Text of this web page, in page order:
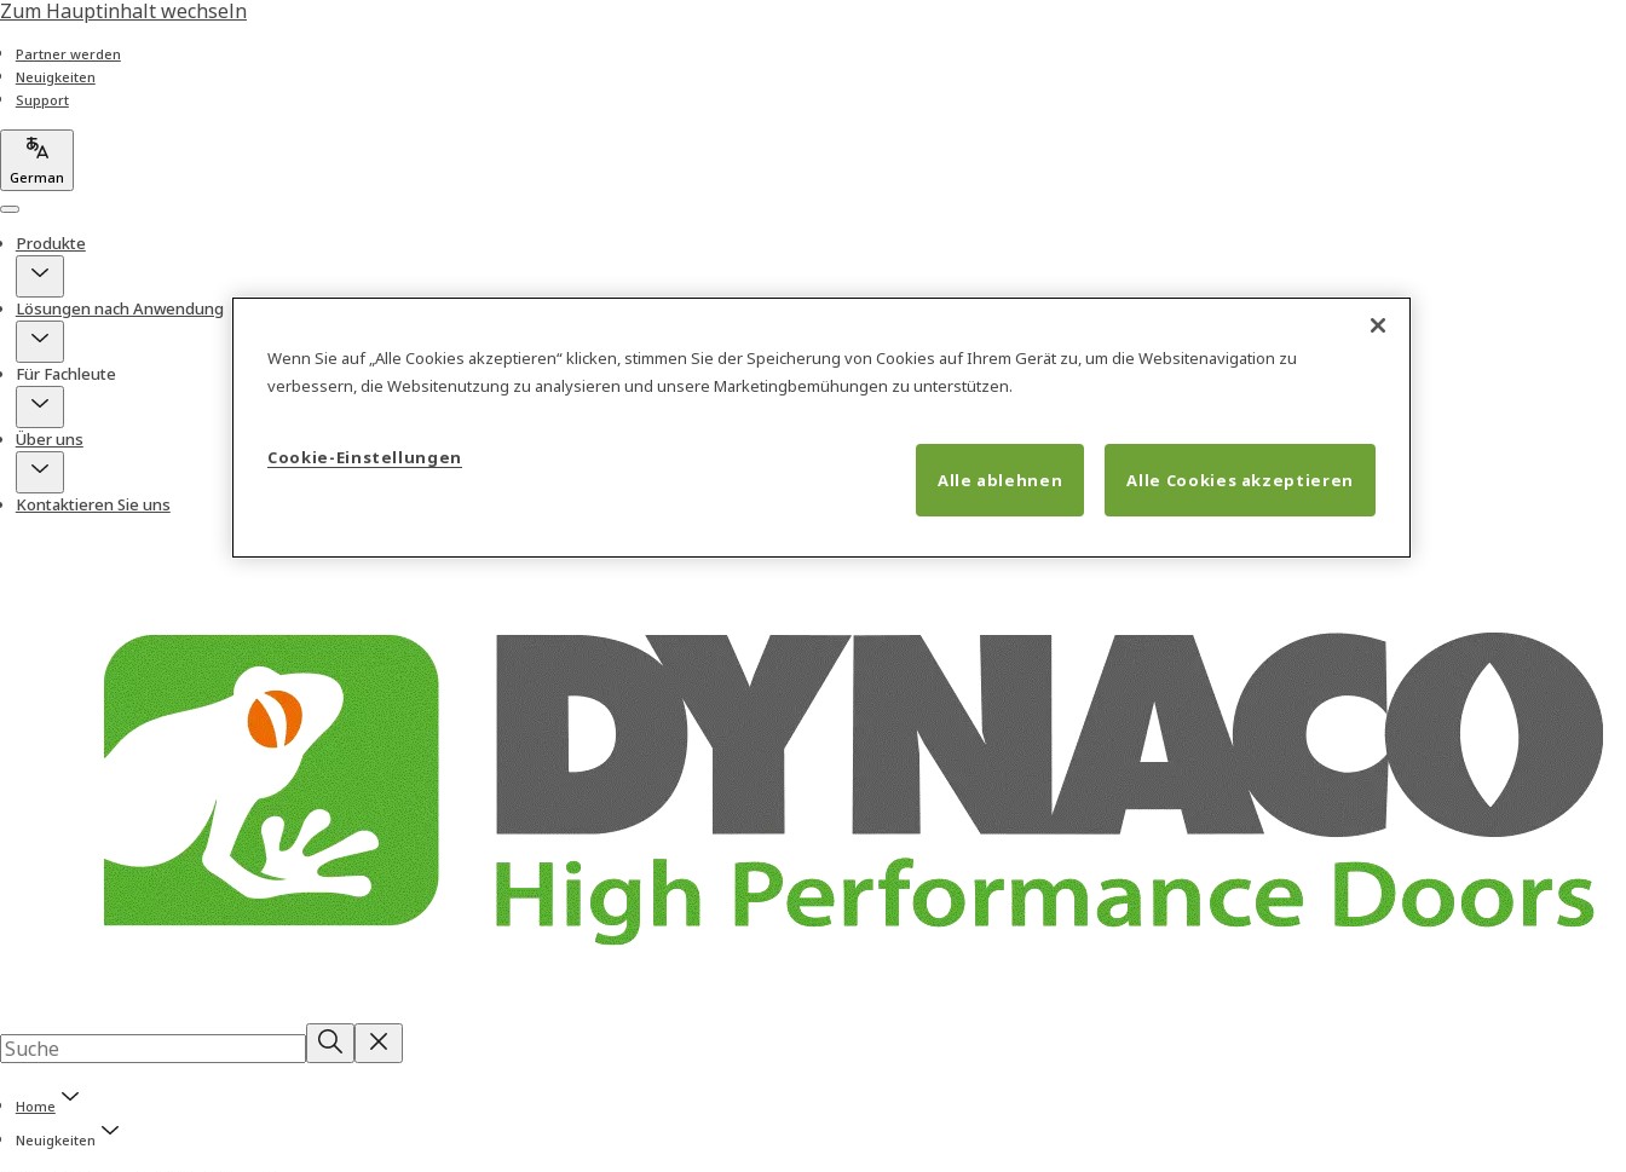
Zum Hauptinhalt wechseln
Partner werden
Neuigkeiten
Support
German
Menu
Produkte
Lösungen nach Anwendung
Für Fachleute
Über uns
Kontaktieren Sie uns
Home
Neuigkeiten
Wenn Sie auf „Alle Cookies akzeptieren“ klicken, stimmen Sie der Speicherung von Cookies auf Ihrem Gerät zu, um die Websitenavigation zu
verbessern, die Websitenutzung zu analysieren und unsere Marketingbemühungen zu unterstützen.
Cookie-Einstellungen
Alle ablehnen
Alle Cookies akzeptieren